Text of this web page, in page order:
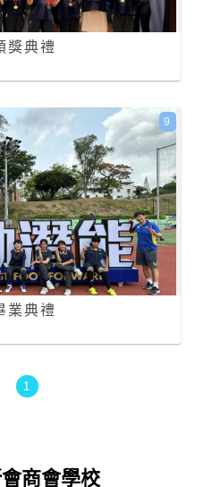
獎典禮
業典禮
9
1
商會學校